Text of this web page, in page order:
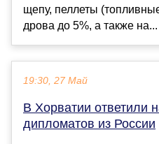
щепу, пеллеты
дрова до 5%, а также на...
19:30, 27 Май
В Хорватии ответили
дипломатов из России